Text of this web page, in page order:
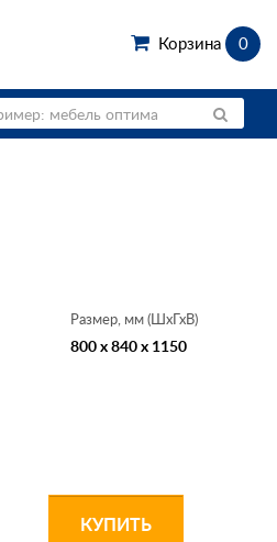
Корзина 0
Размер, мм (ШхГхВ)
800 x 840 x 1150
КУПИТЬ